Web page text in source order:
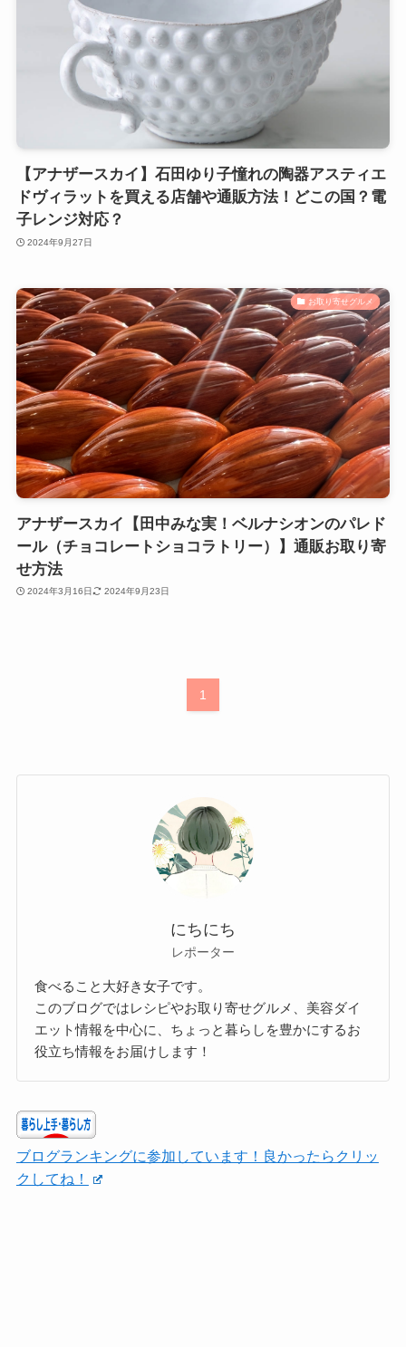
【アナザースカイ】石田ゆり子憧れの陶器アスティエ
ドヴィラットを買える店舗や通販方法！どこの国？電
子レンジ対応？
2024年9月27日
お取り寄せグルメ
アナザースカイ【田中みな実！ベルナシオンのパレド
ール（チョコレートショコラトリー）】通販お取り寄
せ方法
2024年3月16日 2024年9月23日
1
にちにち
レポーター
食べること大好き女子です。
このブログではレシピやお取り寄せグルメ、美容ダイ
エット情報を中心に、ちょっと暮らしを豊かにするお
役立ち情報をお届けします！
ブログランキングに参加しています！良かったらクリッ
クしてね！